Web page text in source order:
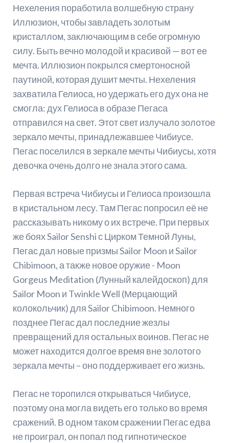
Нехеления поработила волшебную страну
Иллюзион, чтобы завладеть золотым
кристаллом, заключающим в себе огромную
силу. Быть вечно молодой и красивой — вот ее
мечта. Иллюзион покрылся смертоносной
паутиной, которая душит мечты. Нехеления
захватила Гелиоса, но удержать его дух она не
смогла: дух Гелиоса в образе Пегаса
отправился на свет. Этот свет излучало золотое
зеркало мечты, принадлежавшее Чибиусе.
Пегас поселился в зеркале мечты Чибиусы, хотя
девочка очень долго не знала этого сама.
Первая встреча Чибиусы и Гелиоса произошла
в кристальном лесу. Там Пегас попросил её не
рассказывать никому о их встрече. При первых
же боях Sailor Senshi с Цирком Темной Луны,
Пегас дал новые призмы Sailor Moon и Sailor
Chibimoon, а также новое оружие - Moon
Gorgeus Meditation (Лунный калейдоскоп) для
Sailor Moon и Twinkle Well (Мерцающий
колокольчик) для Sailor Chibimoon. Немного
позднее Пегас дал последние жезлы
превращений для остальных воинов. Пегас не
может находится долгое время вне золотого
зеркала мечты – оно поддерживает его жизнь.
Пегас не торопился открываться Чибиусе,
поэтому она могла видеть его только во время
сражений. В одном таком сражении Пегас едва
не проиграл, он попал под гипнотическое